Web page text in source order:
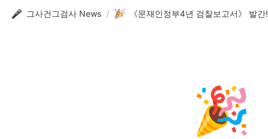
그사건그검사 News / 《문재인정부4년 검찰보고서》 발간!
🎉